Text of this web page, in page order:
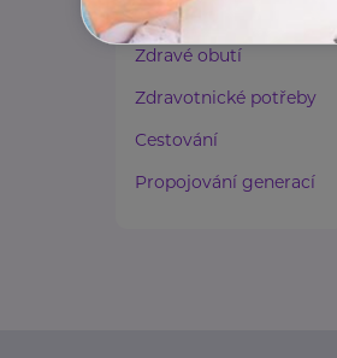
Zdravé spaní a sezení
Zdravé obutí
Zdravotnické potřeby
Cestování
Propojování generací